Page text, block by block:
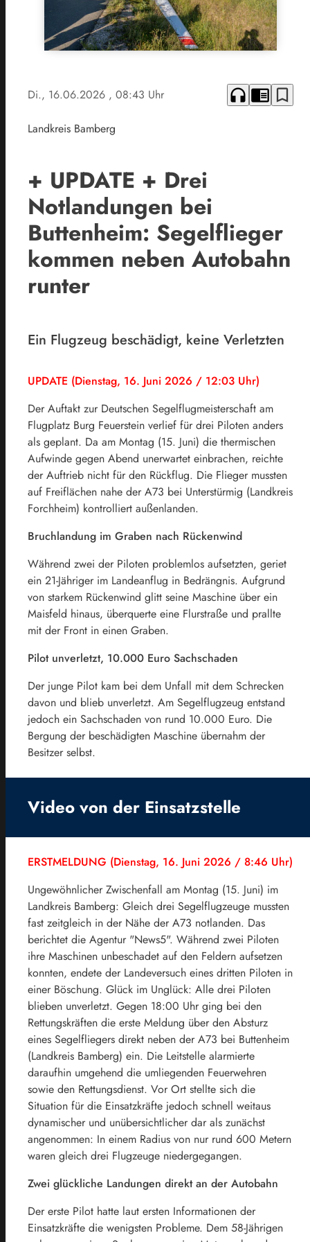
Di., 16.06.2026 , 08:43 Uhr headphones chrome_reader_mode bookmark_border
Landkreis Bamberg
+ UPDATE + Drei
Notlandungen bei
Buttenheim: Segelflieger
kommen neben Autobahn
runter
Ein Flugzeug beschädigt, keine Verletzten
UPDATE (Dienstag, 16. Juni 2026 / 12:03 Uhr)
Der Auftakt zur Deutschen Segelflugmeisterschaft am
Flugplatz Burg Feuerstein verlief für drei Piloten anders
als geplant. Da am Montag (15. Juni) die thermischen
Aufwinde gegen Abend unerwartet einbrachen, reichte
der Auftrieb nicht für den Rückflug. Die Flieger mussten
auf Freiflächen nahe der A73 bei Unterstürmig (Landkreis
Forchheim) kontrolliert außenlanden.
Bruchlandung im Graben nach Rückenwind
Während zwei der Piloten problemlos aufsetzten, geriet
ein 21-Jähriger im Landeanflug in Bedrängnis. Aufgrund
von starkem Rückenwind glitt seine Maschine über ein
Maisfeld hinaus, überquerte eine Flurstraße und prallte
mit der Front in einen Graben.
Pilot unverletzt, 10.000 Euro Sachschaden
Der junge Pilot kam bei dem Unfall mit dem Schrecken
davon und blieb unverletzt. Am Segelflugzeug entstand
jedoch ein Sachschaden von rund 10.000 Euro. Die
Bergung der beschädigten Maschine übernahm der
Besitzer selbst.
Video von der Einsatzstelle
ERSTMELDUNG (Dienstag, 16. Juni 2026 / 8:46 Uhr)
Ungewöhnlicher Zwischenfall am Montag (15. Juni) im
Landkreis Bamberg: Gleich drei Segelflugzeuge mussten
fast zeitgleich in der Nähe der A73 notlanden. Das
berichtet die Agentur "News5". Während zwei Piloten
ihre Maschinen unbeschadet auf den Feldern aufsetzen
konnten, endete der Landeversuch eines dritten Piloten in
einer Böschung. Glück im Unglück: Alle drei Piloten
blieben unverletzt. Gegen 18:00 Uhr ging bei den
Rettungskräften die erste Meldung über den Absturz
eines Segelfliegers direkt neben der A73 bei Buttenheim
(Landkreis Bamberg) ein. Die Leitstelle alarmierte
daraufhin umgehend die umliegenden Feuerwehren
sowie den Rettungsdienst. Vor Ort stellte sich die
Situation für die Einsatzkräfte jedoch schnell weitaus
dynamischer und unübersichtlicher dar als zunächst
angenommen: In einem Radius von nur rund 600 Metern
waren gleich drei Flugzeuge niedergegangen.
Zwei glückliche Landungen direkt an der Autobahn
Der erste Pilot hatte laut ersten Informationen der
Einsatzkräfte die wenigsten Probleme. Dem 58-Jährigen